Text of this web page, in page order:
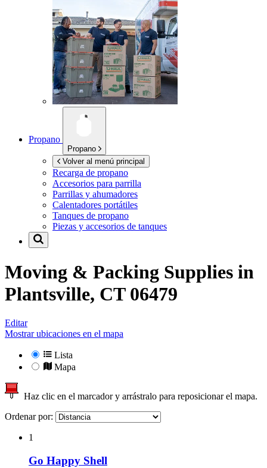
Propano
Propano
Volver al menú principal
Recarga de propano
Accesorios para parrilla
Parrillas y ahumadores
Calentadores portátiles
Tanques de propano
Piezas y accesorios de tanques
Moving & Packing Supplies in
Plantsville, CT 06479
Editar
Mostrar ubicaciones en el mapa
Lista
Mapa
Haz clic en el marcador y arrástralo para reposicionar el mapa.
Ordenar por:
1
Go Happy Shell